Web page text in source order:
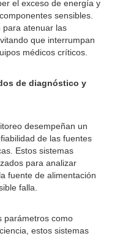
el exceso de energía y
sensibles.
para atenuar las
que interrumpan
médicos críticos.
de diagnóstico y
desempeñan un
de las fuentes
Estos sistemas
para analizar
fuente de alimentación
falla.
parámetros como
estos sistemas